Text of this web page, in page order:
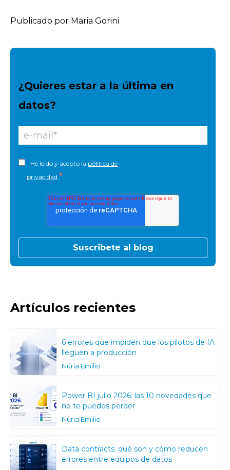
Publicado por Maria Gorini
¿Quieres estar a la última en
datos?
He leído y acepto la pólitica de
privacidad *
Artículos recientes
6 errores que impiden que los pilotos de IA
lleguen a producción
Núria Emilio
Power BI julio 2026: las 10 novedades que
no te puedes perder
Núria Emilio
Data contracts: qué son y cómo reducen
errores entre equipos de datos